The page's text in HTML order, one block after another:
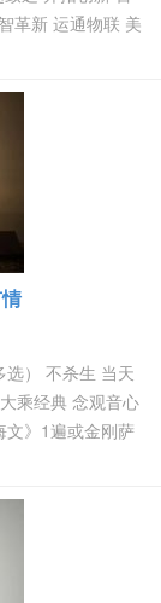
革新 运通物联 美
） 不杀生 当天
乘经典 念观音心
文》1遍或金刚萨